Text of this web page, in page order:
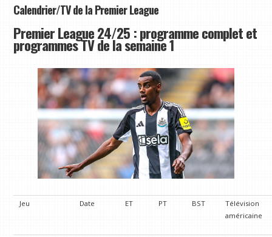
Calendrier/TV de la Premier League
Premier League 24/25 : programme complet et
programmes TV de la semaine 1
Jeu Date ET PT BST
Télévision
américaine